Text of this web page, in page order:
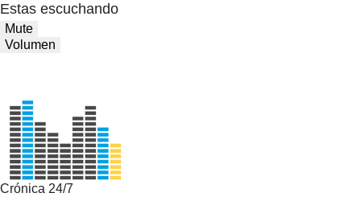
Estas escuchando
Mute
Volumen
Crónica 24/7